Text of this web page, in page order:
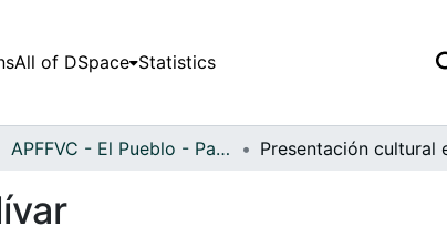
All of DSpace Statistics
APFFVC - El Pueblo - Patrimonial